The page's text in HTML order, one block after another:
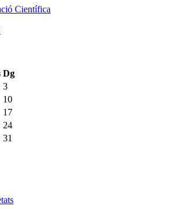
Científica
Dg
3
10
17
24
31